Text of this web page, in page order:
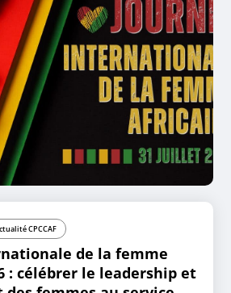
CPCCAF
de la femme
: célébrer le leadership et